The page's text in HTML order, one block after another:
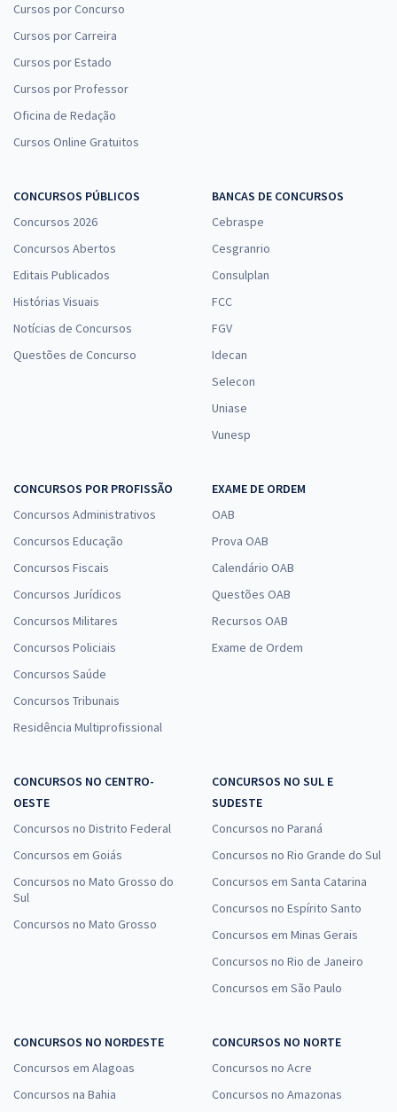
Cursos por Concurso
Cursos por Carreira
Cursos por Estado
Cursos por Professor
Oficina de Redação
Cursos Online Gratuitos
CONCURSOS PÚBLICOS
Concursos 2026
Concursos Abertos
Editais Publicados
Histórias Visuais
Notícias de Concursos
Questões de Concurso
BANCAS DE CONCURSOS
Cebraspe
Cesgranrio
Consulplan
FCC
FGV
Idecan
Selecon
Uniase
Vunesp
CONCURSOS POR PROFISSÃO
Concursos Administrativos
Concursos Educação
Concursos Fiscais
Concursos Jurídicos
Concursos Militares
Concursos Policiais
Concursos Saúde
Concursos Tribunais
Residência Multiprofissional
EXAME DE ORDEM
OAB
Prova OAB
Calendário OAB
Questões OAB
Recursos OAB
Exame de Ordem
CONCURSOS NO CENTRO-
OESTE
Concursos no Distrito Federal
Concursos em Goiás
Concursos no Mato Grosso do
Sul
Concursos no Mato Grosso
CONCURSOS NO SUL E
SUDESTE
Concursos no Paraná
Concursos no Rio Grande do Sul
Concursos em Santa Catarina
Concursos no Espírito Santo
Concursos em Minas Gerais
Concursos no Rio de Janeiro
Concursos em São Paulo
CONCURSOS NO NORDESTE
Concursos em Alagoas
Concursos na Bahia
CONCURSOS NO NORTE
Concursos no Acre
Concursos no Amazonas